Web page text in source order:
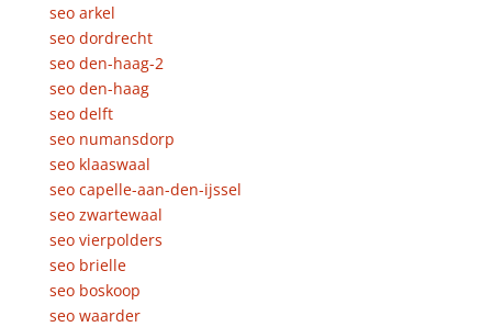
seo arkel
seo dordrecht
seo den-haag-2
seo den-haag
seo delft
seo numansdorp
seo klaaswaal
seo capelle-aan-den-ijssel
seo zwartewaal
seo vierpolders
seo brielle
seo boskoop
seo waarder